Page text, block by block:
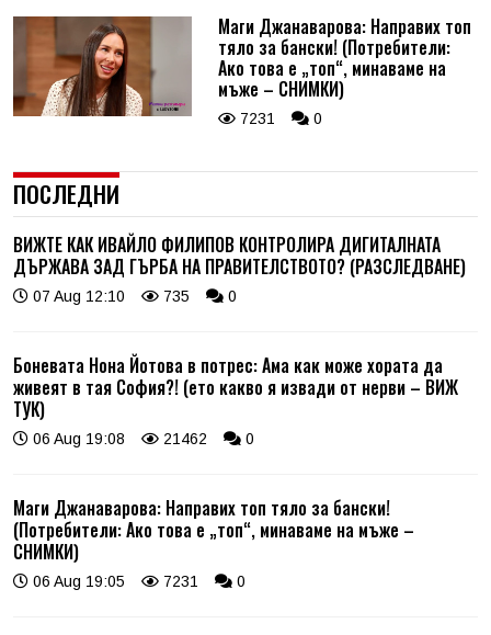
Маги Джанаварова: Направих топ
тяло за бански! (Потребители:
Ако това е „топ“, минаваме на
мъже – СНИМКИ)
7231 0
ПОСЛЕДНИ
ВИЖТЕ КАК ИВАЙЛО ФИЛИПОВ КОНТРОЛИРА ДИГИТАЛНАТА
ДЪРЖАВА ЗАД ГЪРБА НА ПРАВИТЕЛСТВОТО? (РАЗСЛЕДВАНЕ)
07 Aug 12:10 735 0
Боневата Нона Йотова в потрес: Ама как може хората да
живеят в тая София?! (ето какво я извади от нерви – ВИЖ
ТУК)
06 Aug 19:08 21462 0
Маги Джанаварова: Направих топ тяло за бански!
(Потребители: Ако това е „топ“, минаваме на мъже –
СНИМКИ)
06 Aug 19:05 7231 0